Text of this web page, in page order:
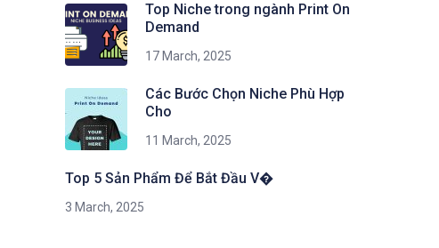
Top Niche trong ngành Print On
Demand
17 March, 2025
Các Bước Chọn Niche Phù Hợp
Cho
11 March, 2025
Top 5 Sản Phẩm Để Bắt Đầu V�
3 March, 2025